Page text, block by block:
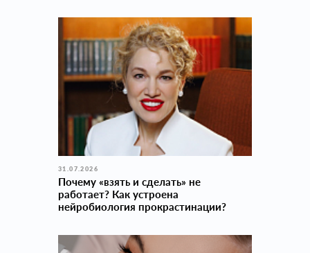
31.07.2026
Почему «взять и сделать» не
работает? Как устроена
нейробиология прокраcтинации?